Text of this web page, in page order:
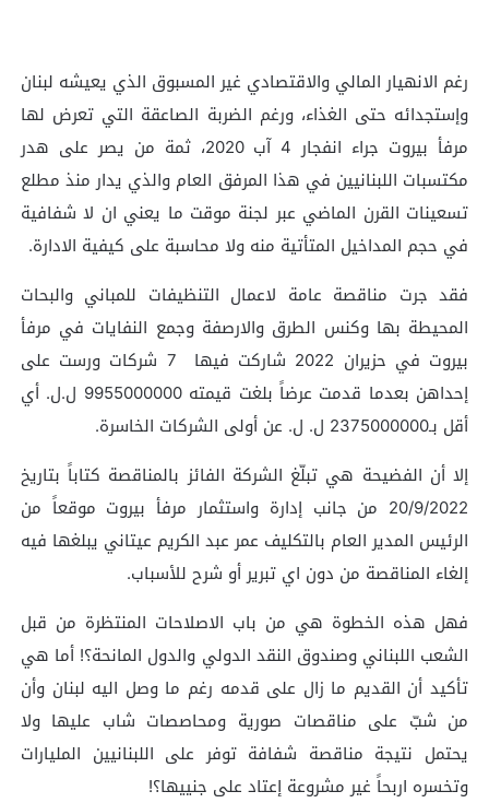
رغم الانهيار المالي والاقتصادي غير المسبوق الذي يعيشه لبنان
وإستجدائه حتى الغذاء، ورغم الضربة الصاعقة التي تعرض لها
مرفأ بيروت جراء انفجار 4 آب 2020، ثمة من يصر على هدر
مكتسبات اللبنانيين في هذا المرفق العام والذي يدار منذ مطلع
تسعينات القرن الماضي عبر لجنة موقت ما يعني ان لا شفافية
في حجم المداخيل المتأتية منه ولا محاسبة على كيفية الادارة.
فقد جرت مناقصة عامة لاعمال التنظيفات للمباني والبحات
المحيطة بها وكنس الطرق والارصفة وجمع النفايات في مرفأ
بيروت في حزيران 2022 شاركت فيها 7 شركات ورست على
إحداهن بعدما قدمت عرضاً بلغت قيمته 9955000000 ل.ل. أي
أقل بـ2375000000 ل. ل. عن أولى الشركات الخاسرة.
إلا أن الفضيحة هي تبلّغ الشركة الفائز بالمناقصة كتاباً بتاريخ
20/9/2022 من جانب إدارة واستثمار مرفأ بيروت موقعاً من
الرئيس المدير العام بالتكليف عمر عبد الكريم عيتاني يبلغها فيه
إلغاء المناقصة من دون اي تبرير أو شرح للأسباب.
فهل هذه الخطوة هي من باب الاصلاحات المنتظرة من قبل
الشعب اللبناني وصندوق النقد الدولي والدول المانحة؟! أما هي
تأكيد أن القديم ما زال على قدمه رغم ما وصل اليه لبنان وأن
من شبّ على مناقصات صورية ومحاصصات شاب عليها ولا
يحتمل نتيجة مناقصة شفافة توفر على اللبنانيين المليارات
وتخسره اربحاً غير مشروعة إعتاد على جنييها؟!